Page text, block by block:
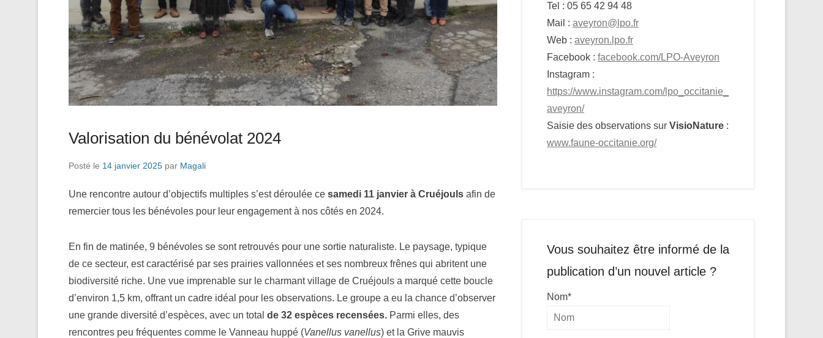
Valorisation du bénévolat 2024
Posté le 14 janvier 2025 par Magali
Une rencontre autour d’objectifs multiples s’est déroulée ce samedi 11 janvier à Cruéjouls afin de
remercier tous les bénévoles pour leur engagement à nos côtés en 2024.
En fin de matinée, 9 bénévoles se sont retrouvés pour une sortie naturaliste. Le paysage, typique
de ce secteur, est caractérisé par ses prairies vallonnées et ses nombreux frênes qui abritent une
biodiversité riche. Une vue imprenable sur le charmant village de Cruéjouls a marqué cette boucle
d’environ 1,5 km, offrant un cadre idéal pour les observations. Le groupe a eu la chance d’observer
une grande diversité d’espèces, avec un total de 32 espèces recensées. Parmi elles, des
rencontres peu fréquentes comme le Vanneau huppé (Vanellus vanellus) et la Grive mauvis
Tel : 05 65 42 94 48
Mail : aveyron@lpo.fr
Web : aveyron.lpo.fr
Facebook : facebook.com/LPO-Aveyron
Instagram :
https://www.instagram.com/lpo_occitanie_
aveyron/
Saisie des observations sur VisioNature :
www.faune-occitanie.org/
Vous souhaitez être informé de la
publication d’un nouvel article ?
Nom*